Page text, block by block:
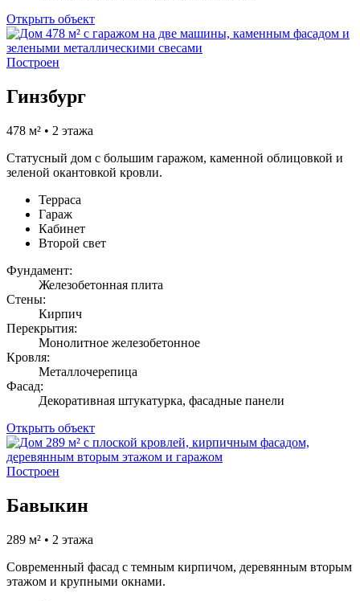
Открыть объект
Построен
Гинзбург
478 м² • 2 этажа
Статусный дом с большим гаражом, каменной облицовкой и
зеленой окантовкой кровли.
Терраса
Гараж
Кабинет
Второй свет
Фундамент:
Железобетонная плита
Стены:
Кирпич
Перекрытия:
Монолитное железобетонное
Кровля:
Металлочерепица
Фасад:
Декоративная штукатурка, фасадные панели
Открыть объект
Построен
Бавыкин
289 м² • 2 этажа
Современный фасад с темным кирпичом, деревянным вторым
этажом и крупными окнами.